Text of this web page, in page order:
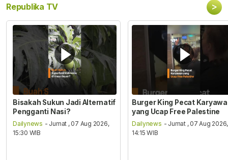
Republika TV >
Bisakah Sukun Jadi Alternatif
Pengganti Nasi?
Dailynews - Jumat , 07 Aug 2026,
15:30 WIB
Burger King Pecat
yang Ucap Free Palestine
Dailynews - Jumat , 07 Aug 2026,
14:15 WIB